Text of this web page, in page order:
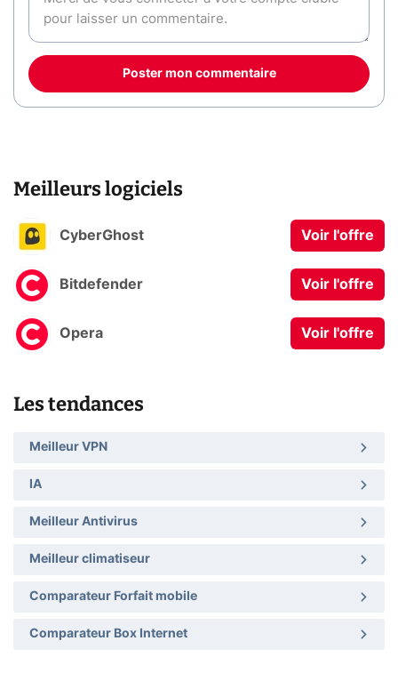
Poster mon commentaire
Meilleurs logiciels
CyberGhost Voir l'offre
Bitdefender Voir l'offre
Opera Voir l'offre
Les tendances
Meilleur VPN
IA
Meilleur Antivirus
Meilleur climatiseur
Comparateur Forfait mobile
Comparateur Box Internet